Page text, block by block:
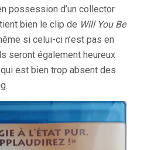
possession d’un collector
bien le clip de Will You Be
si celui-ci n’est pas en
seront également heureux
est bien trop absent des